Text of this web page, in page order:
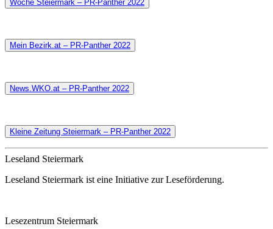
Woche Steiermark – PR-Panther 2022
Mein Bezirk.at – PR-Panther 2022
News.WKO.at – PR-Panther 2022
Kleine Zeitung Steiermark – PR-Panther 2022
Leseland Steiermark
Leseland Steiermark ist eine Initiative zur Leseförderung.
Lesezentrum Steiermark